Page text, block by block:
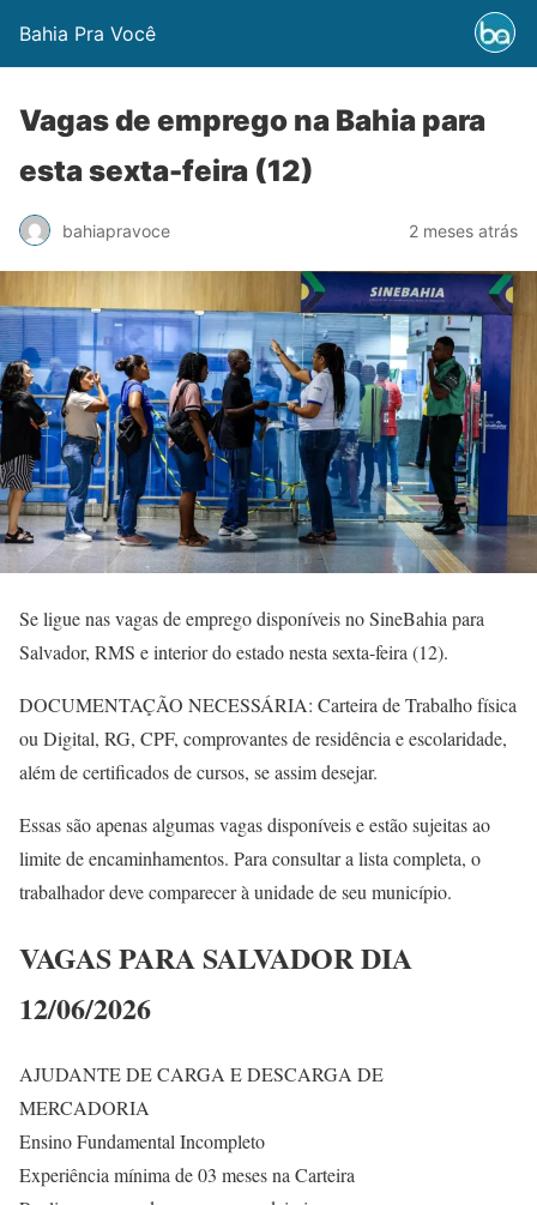
Bahia Pra Você
Vagas de emprego na Bahia para
esta sexta-feira (12)
bahiapravoce 2 meses atrás
Se ligue nas vagas de emprego disponíveis no SineBahia para
Salvador, RMS e interior do estado nesta sexta-feira (12).
DOCUMENTAÇÃO NECESSÁRIA: Carteira de Trabalho física
ou Digital, RG, CPF, comprovantes de residência e escolaridade,
além de certificados de cursos, se assim desejar.
Essas são apenas algumas vagas disponíveis e estão sujeitas ao
limite de encaminhamentos. Para consultar a lista completa, o
trabalhador deve comparecer à unidade de seu município.
VAGAS PARA SALVADOR DIA
12/06/2026
AJUDANTE DE CARGA E DESCARGA DE
MERCADORIA
Ensino Fundamental Incompleto
Experiência mínima de 03 meses na Carteira